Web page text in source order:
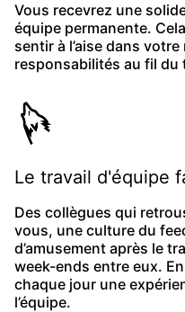
Vous recevrez une
équipe permanente.
sentir à l’aise dans
responsabilités au fil du
Le travail d'équipe
Des collègues qui
vous, une culture du
d’amusement après le
week-ends entre eux.
chaque jour une
l’équipe.